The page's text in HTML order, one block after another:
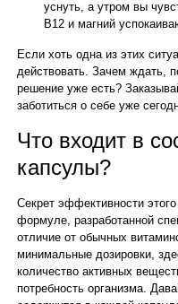
уснуть, а утром вы
B12 и магний
Если хоть одна из этих
действовать. Зачем ждать,
решение уже есть?
заботиться о себе уже
Что входит в
капсулы?
Секрет эффективности
формуле, разработанной
отличие от обычных
минимальные дозировки,
количество активных
потребность организма.